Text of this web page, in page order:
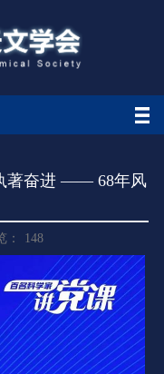
著奋进 —— 68年风
： 148